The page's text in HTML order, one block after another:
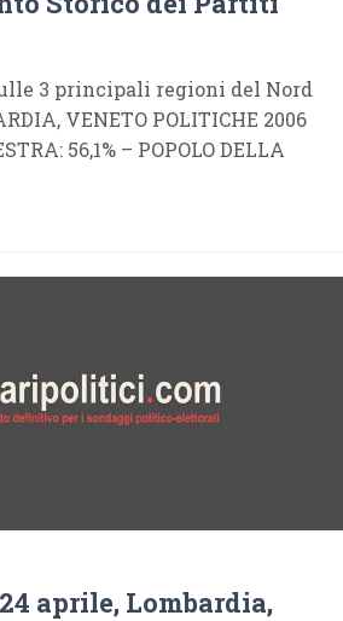
3 principali regioni del Nord
VENETO POLITICHE 2006
56,1% – POPOLO DELLA
aprile, Lombardia,